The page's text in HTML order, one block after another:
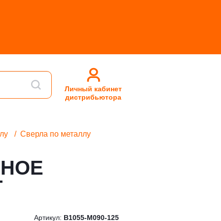
Личный кабинет
дистрибьютора
Сверла по металлу
Артикул: B1055-M090-125